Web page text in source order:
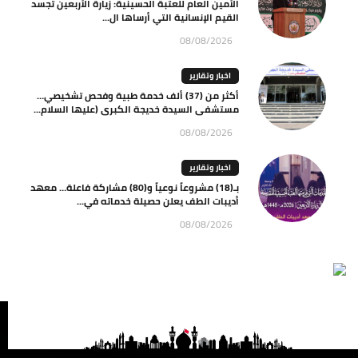
الأمين العام للعتبة الحسينية: زيارة الأربعين تجسد
القيم الإنسانية التي أرساها ال...
08/08/2026
اخبار وتقارير
أكثر من (37) ألف خدمة طبية وفحص تشخيصي…
مستشفى السيدة خديجة الكبرى (عليها السلام...
08/08/2026
اخبار وتقارير
بـ(18) مشروعاً نوعياً و(80) مشاركة فاعلة… معهد
أديبات الطف يعلن حصيلة خدماته في...
08/08/2026